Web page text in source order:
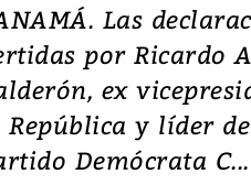
Las
por Ricardo
ex
República y líder
Demócrata C...
Video, Japón:
deja heridos
daños en